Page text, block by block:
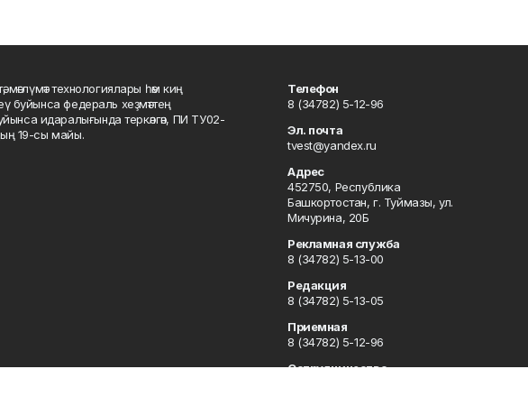
мәғлүмәт технологиялары һәм киң
буйынса федераль хеҙмәттең
идаралығында теркәлгән, ПИ ТУ02-
19-сы майы.
Телефон
8 (34782) 5-12-96
Эл. почта
tvest@yandex.ru
Адрес
452750, Республика
Башкортостан, г. Туймазы, ул.
Мичурина, 20Б
Рекламная служба
8 (34782) 5-13-00
Редакция
8 (34782) 5-13-05
Приемная
8 (34782) 5-12-96
Сотрудничество